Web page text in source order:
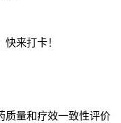
来打卡！
质量和疗效一致性评价